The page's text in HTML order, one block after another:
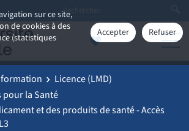
sur ce site,
de cookies à des
(statistiques
Accepter Refuser
Licence (LMD)
pour la Santé
et des produits de santé - Accès